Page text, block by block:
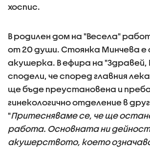
хоспис.
В родилен дом на "Весела"
от 20 души. Стоянка Минчева
акушерка. В ефира на "Здравей,
сподели, че според главния
ще бъде преустановена и
гинекологично отделение в
"Притесняваме се, че ще
работа. Основната ни
акушерството, което